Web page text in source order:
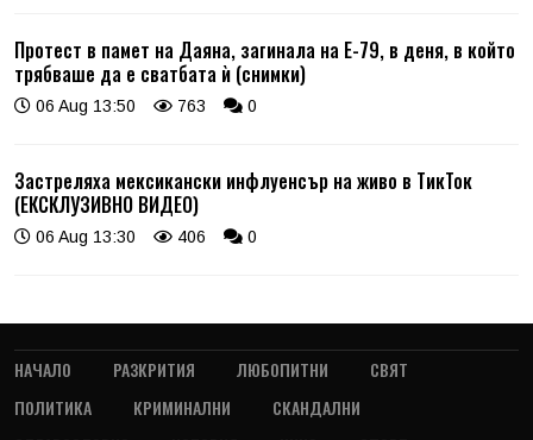
Протест в памет на Даяна, загинала на Е-79, в деня, в който
трябваше да е сватбата ѝ (снимки)
06 Aug 13:50 763 0
Застреляха мексикански инфлуенсър на живо в ТикТок
(ЕКСКЛУЗИВНО ВИДЕО)
06 Aug 13:30 406 0
НАЧАЛО РАЗКРИТИЯ ЛЮБОПИТНИ
СВЯТ
ПОЛИТИКА
КРИМИНАЛНИ
СКАНДАЛНИ